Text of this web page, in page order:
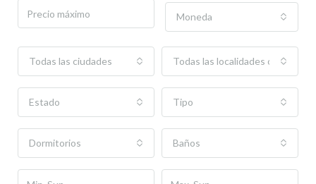
Moneda
Todas las ciudades Todas las localidades o barrios
Estado Tipo
Dormitorios Baños